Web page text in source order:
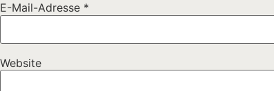
E-Mail-Adresse *
Website